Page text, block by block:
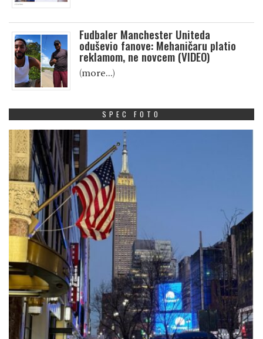
Fudbaler Manchester Uniteda
oduševio fanove: Mehaničaru platio
reklamom, ne novcem (VIDEO)
(more…)
SPEC FOTO